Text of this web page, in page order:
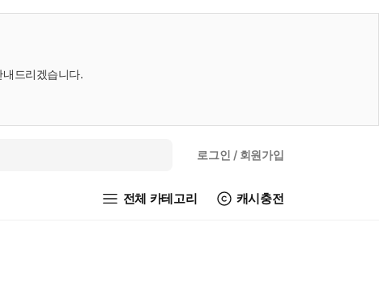
드리겠습니다.
로그인 / 회원가입
전체 카테고리 캐시충전